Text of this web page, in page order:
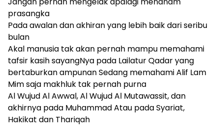
prasangka
Pada awalan dan akhiran yang lebih baik dari seribu
bulan
Akal manusia tak akan pernah mampu memahami
tafsir kasih sayangNya pada Lailatur Qadar yang
bertaburkan ampunan Sedang memahami Alif Lam
Mim saja makhluk tak pernah purna
Al Wujud Al Awwal, Al Wujud Al Mutawassit, dan
akhirnya pada Muhammad Atau pada Syariat,
Hakikat dan Thariqah